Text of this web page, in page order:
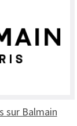
sur Balmain